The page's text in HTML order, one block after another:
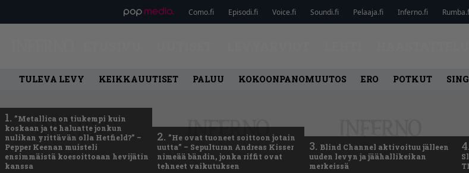
Como.fi Episodi.fi Voice.fi Soundi.fi Pelaaja.fi Inferno.fi
TULEVA LEVY KEIKKAUUTISET PALUU KOKOONPANOMUUTOS ERO POTKUT
1. ”Metallica on tiukempi kuin
koskaan ja te haluatte jonkun
nulikan yrittävän olla Hetfield?” –
Pepper Keenan muisteli
ensimmäistä koesoittoaan hevijätin
kanssa
2. ”He ovat tuoneet soittoon jotain
uutta” – Sepulturan Andreas Kisser
nimeää bändin, jonka riffit ovat
tehneet vaikutuksen
3. Blind Channel aktivoituu jälleen
uuden levyn ja jäähallikeikan
merkeissä
4.